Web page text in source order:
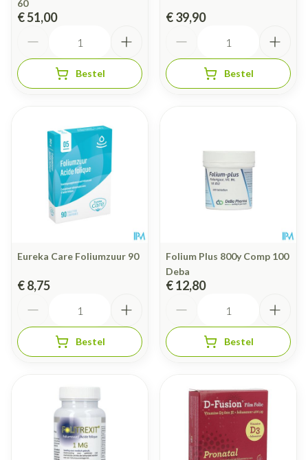
60
€ 51,00
Bestel
€ 39,90
Bestel
Eureka Care Foliumzuur 90
€ 8,75
Bestel
Folium Plus 800y Comp 100
Deba
€ 12,80
Bestel